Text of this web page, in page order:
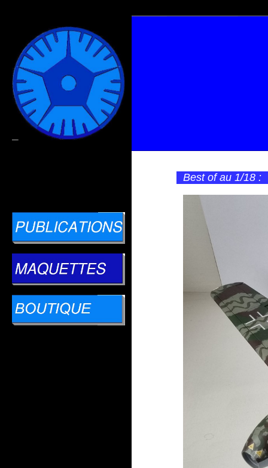
Best of au 1/18 :